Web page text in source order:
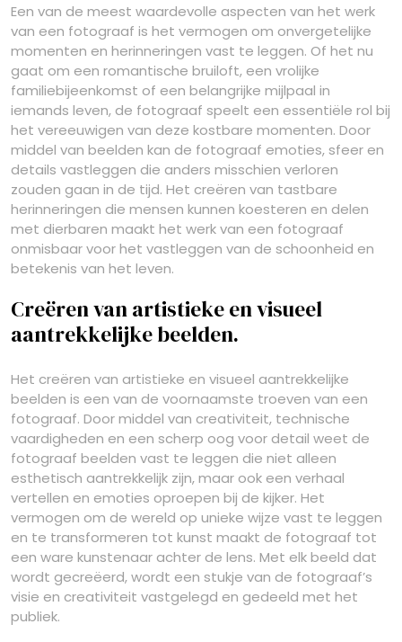
Een van de meest waardevolle aspecten van het werk
van een fotograaf is het vermogen om onvergetelijke
momenten en herinneringen vast te leggen. Of het nu
gaat om een romantische bruiloft, een vrolijke
familiebijeenkomst of een belangrijke mijlpaal in
iemands leven, de fotograaf speelt een essentiële rol bij
het vereeuwigen van deze kostbare momenten. Door
middel van beelden kan de fotograaf emoties, sfeer en
details vastleggen die anders misschien verloren
zouden gaan in de tijd. Het creëren van tastbare
herinneringen die mensen kunnen koesteren en delen
met dierbaren maakt het werk van een fotograaf
onmisbaar voor het vastleggen van de schoonheid en
betekenis van het leven.
Creëren van artistieke en visueel
aantrekkelijke beelden.
Het creëren van artistieke en visueel aantrekkelijke
beelden is een van de voornaamste troeven van een
fotograaf. Door middel van creativiteit, technische
vaardigheden en een scherp oog voor detail weet de
fotograaf beelden vast te leggen die niet alleen
esthetisch aantrekkelijk zijn, maar ook een verhaal
vertellen en emoties oproepen bij de kijker. Het
vermogen om de wereld op unieke wijze vast te leggen
en te transformeren tot kunst maakt de fotograaf tot
een ware kunstenaar achter de lens. Met elk beeld dat
wordt gecreëerd, wordt een stukje van de fotograaf’s
visie en creativiteit vastgelegd en gedeeld met het
publiek.